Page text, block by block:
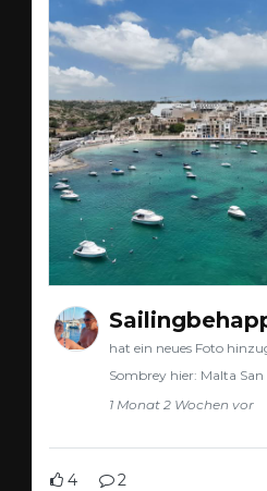
hat ein neues Foto
Sombrey hier: Malta San
1 Monat 2 Wochen vor
4 2